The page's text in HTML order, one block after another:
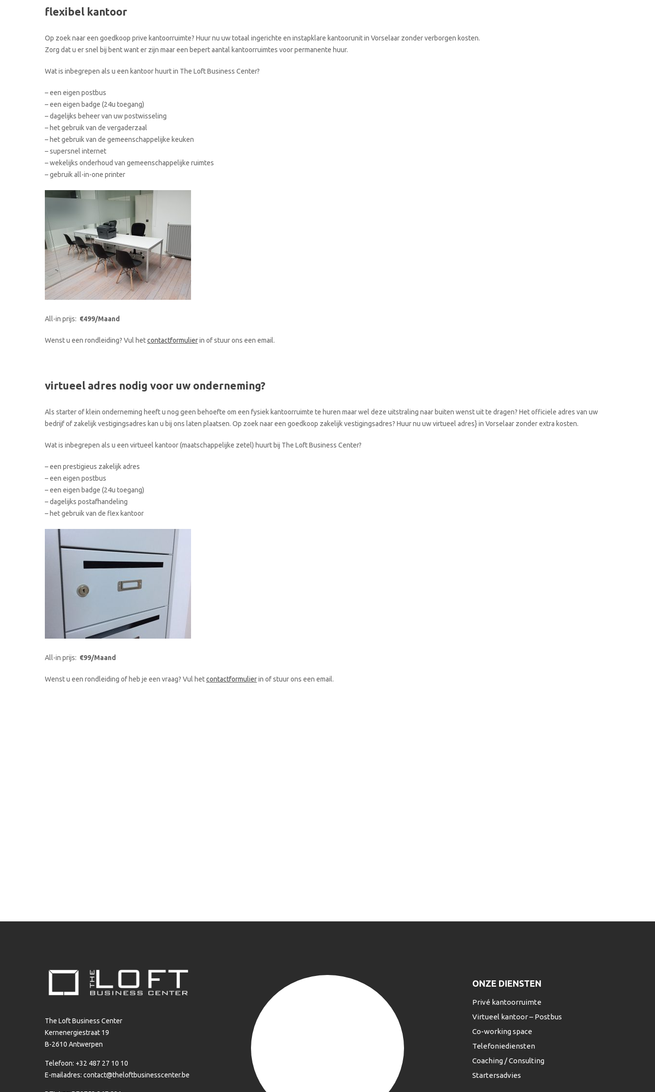
flexibel kantoor
Op zoek naar een goedkoop prive kantoorruimte? Huur nu uw totaal ingerichte en instapklare kantoorunit in Vorselaar zonder verborgen kosten.
Zorg dat u er snel bij bent want er zijn maar een bepert aantal kantoorruimtes voor permanente huur.
Wat is inbegrepen als u een kantoor huurt in The Loft Business Center?
– een eigen postbus
– een eigen badge (24u toegang)
– dagelijks beheer van uw postwisseling
– het gebruik van de vergaderzaal
– het gebruik van de gemeenschappelijke keuken
– supersnel internet
– wekelijks onderhoud van gemeenschappelijke ruimtes
– gebruik all-in-one printer
All-in prijs: €499/Maand
Wenst u een rondleiding? Vul hetcontactformulierin of stuur ons een email.
virtueel adres nodig voor uw onderneming?
Als starter of klein onderneming heeft u nog geen behoefte om een fysiek kantoorruimte te huren maar wel deze uitstraling naar buiten wenst uit te dragen? Het officiele adres van uw
bedrijf of zakelijk vestigingsadres kan u bij ons laten plaatsen. Op zoek naar een goedkoop zakelijk vestigingsadres? Huur nu uw virtueel adres} in Vorselaar zonder extra kosten.
Wat is inbegrepen als u een virtueel kantoor (maatschappelijke zetel) huurt bij The Loft Business Center?
– een prestigieus zakelijk adres
– een eigen postbus
– een eigen badge (24u toegang)
– dagelijks postafhandeling
– het gebruik van de flex kantoor
All-in prijs: €99/Maand
Wenst u een rondleiding of heb je een vraag? Vul hetcontactformulierin of stuur ons een email.
The Loft Business Center
Kernenergiestraat 19
B-2610 Antwerpen
Telefoon: +32 487 27 10 10
E-mailadres: contact@theloftbusinesscenter.be
ONZE DIENSTEN
Privé kantoorruimte
Virtueel kantoor – Postbus
Co-working space
Telefoniediensten
Coaching / Consulting
Startersadvies